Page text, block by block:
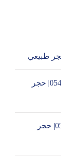
تركيب حجر صناعي في ام القيوين |0544026642| حجر
تركيب حجر صناعي في الشارقة |0544026642| حجر